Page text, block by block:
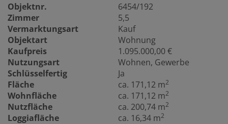
Objektnr.
6454/192
Zimmer
5,5
Vermarktungsart
Kauf
Objektart
Wohnung
Kaufpreis
1.095.000,00 €
Nutzungsart
Wohnen Gewerbe
Schlüsselfertig
Ja
Fläche
ca. 171,12 m2
Wohnfläche ca. 171,12 m2
Nutzfläche ca. 200,74 m2
Loggiafläche ca. 16,34 m2